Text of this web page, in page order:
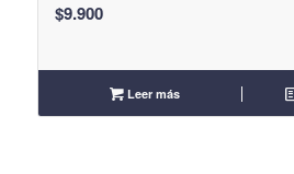
$9.900
Leer más